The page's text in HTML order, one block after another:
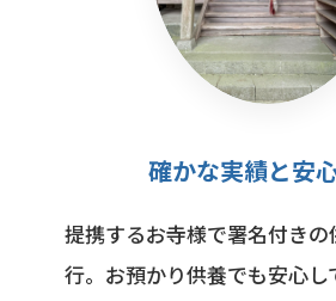
確かな実績と安
提携するお寺様で署名付き
行。お預かり供養でも安心し